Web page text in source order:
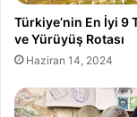
Türkiye’nin En İyi 9
ve Yürüyüş Rotası
Haziran 14, 2024